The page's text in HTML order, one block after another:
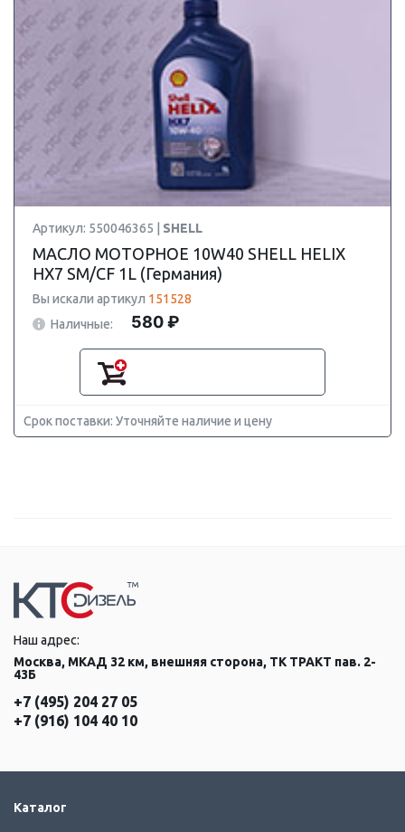
Артикул: 550046365 | SHELL
МАСЛО МОТОРНОЕ 10W40 SHELL HELIX
HX7 SM/CF 1L (Германия)
Вы искали артикул 151528
Наличные:
580 ₽
Срок поставки: Уточняйте наличие и цену
Наш адрес:
Москва, МКАД 32 км, внешняя сторона, ТК ТРАКТ пав. 2-
43Б
+7 (495) 204 27 05
+7 (916) 104 40 10
Каталог